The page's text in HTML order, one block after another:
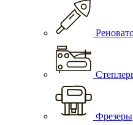
Фрезеры